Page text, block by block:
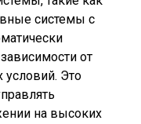
системы с
от
условий. Это
на высоких